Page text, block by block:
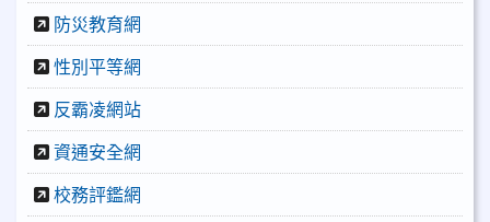
防災教育網
性別平等網
反霸凌網站
資通安全網
校務評鑑網